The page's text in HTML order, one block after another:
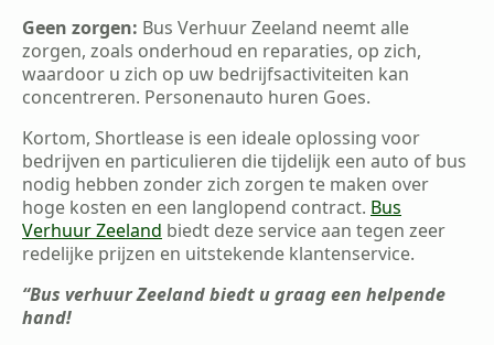
Geen zorgen: Bus Verhuur Zeeland neemt alle
zorgen, zoals onderhoud en reparaties, op zich,
waardoor u zich op uw bedrijfsactiviteiten kan
concentreren. Personenauto huren Goes.
Kortom, Shortlease is een ideale oplossing voor
bedrijven en particulieren die tijdelijk een auto of bus
nodig hebben zonder zich zorgen te maken over
hoge kosten en een langlopend contract. Bus
Verhuur Zeeland biedt deze service aan tegen zeer
redelijke prijzen en uitstekende klantenservice.
“Bus verhuur Zeeland biedt u graag een helpende
hand!